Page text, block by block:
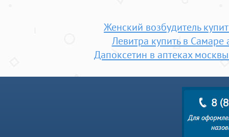
Женский возбудитель
Левитра купить в Самаре
Дапоксетин в аптеках